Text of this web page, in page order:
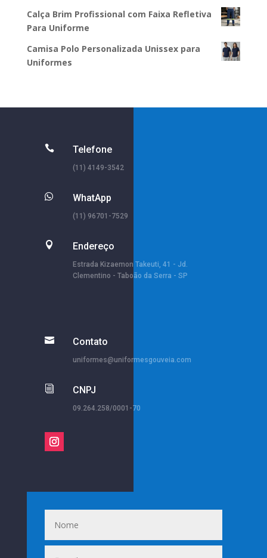
Calça Brim Profissional com Faixa Refletiva
Para Uniforme
Camisa Polo Personalizada Unissex para
Uniformes
 Telefone
(11) 4149-3542
 WhatApp
(11) 96701-7529
 Endereço
Estrada Kizaemon Takeuti, 41 - Jd.
Clementino - Taboão da Serra - SP
 Contato
uniformes@uniformesgouveia.com
i CNPJ
09.264.258/0001-70